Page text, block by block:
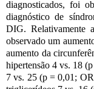
diagnosticados, foi
diagnóstico de
DIG. Relativamente
observado um
aumento da
hipertensão 4 vs. 18
7 vs. 25 (p = 0,01;